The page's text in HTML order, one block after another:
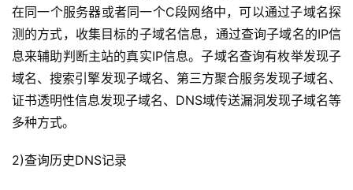
在同一个服务器或者同一个C段网络中，可以通过子域名探
测的方式，收集目标的子域名信息，通过查询子域名的IP信
息来辅助判断主站的真实IP信息。子域名查询有枚举发现子
域名、搜索引擎发现子域名、第三方聚合服务发现子域名、
证书透明性信息发现子域名、DNS域传送漏洞发现子域名等
多种方式。
2)查询历史DNS记录